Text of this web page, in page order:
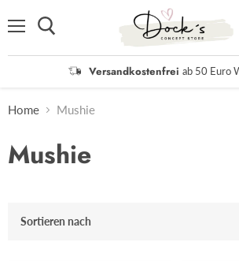
Versandkostenfrei ab 50 Euro
Home Mushie
Mushie
Sortieren nach